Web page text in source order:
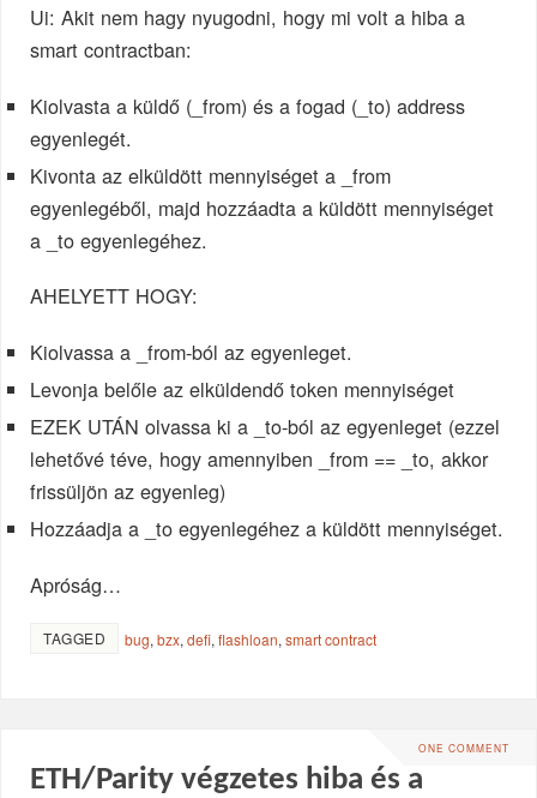
Ui: Akit nem hagy nyugodni, hogy mi volt a hiba a
smart contractban:
Kiolvasta a küldő (_from) és a fogad (_to) address
egyenlegét.
Kivonta az elküldött mennyiséget a _from
egyenlegéből, majd hozzáadta a küldött mennyiséget
a _to egyenlegéhez.
AHELYETT HOGY:
Kiolvassa a _from-ból az egyenleget.
Levonja belőle az elküldendő token mennyiséget
EZEK UTÁN olvassa ki a _to-ból az egyenleget (ezzel
lehetővé téve, hogy amennyiben _from == _to, akkor
frissüljön az egyenleg)
Hozzáadja a _to egyenlegéhez a küldött mennyiséget.
Apróság…
TAGGED bug,bzx,defi,flashloan,smart contract
ONE COMMENT
ETH/Parity végzetes hiba és a